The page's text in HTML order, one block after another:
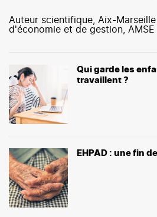
Auteur scientifique, Aix-
d'économie et de gestion, AMSE
Qui garde les
travaillent ?
EHPAD : une fin